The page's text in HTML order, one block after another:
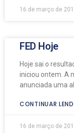
16 de março de
FED Hoje
Hoje sai o
iniciou ontem. A
anunciada uma
CONTINUAR
16 de março de